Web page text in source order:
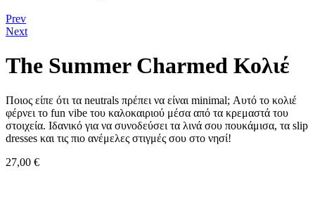
Prev
Next
The Summer Charmed Κολιέ
Ποιος είπε ότι τα neutrals πρέπει να είναι minimal; Αυτό το κολιέ
φέρνει το fun vibe του καλοκαιριού μέσα από τα κρεμαστά του
στοιχεία. Ιδανικό για να συνοδεύσει τα λινά σου πουκάμισα, τα slip
dresses και τις πιο ανέμελες στιγμές σου στο νησί!
27,00 €